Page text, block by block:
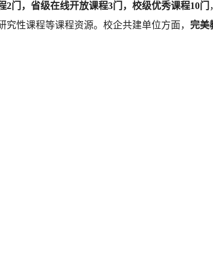
2门，省级在线开放课程3门，校级优秀课程10门
性课程等课程资源。校企共建单位方面， 完美